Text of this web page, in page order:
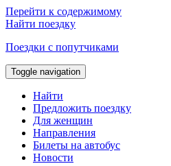
Перейти к содержимому
Найти поездку
Поездки с попутчиками
Toggle navigation
Найти
Предложить поездку
Для женщин
Направления
Билеты на автобус
Новости